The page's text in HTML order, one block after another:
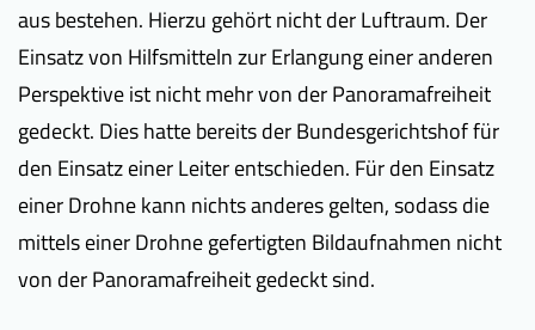
aus bestehen. Hierzu gehört nicht der Luftraum. Der
Einsatz von Hilfsmitteln zur Erlangung einer anderen
Perspektive ist nicht mehr von der Panoramafreiheit
gedeckt. Dies hatte bereits der Bundesgerichtshof für
den Einsatz einer Leiter entschieden. Für den Einsatz
einer Drohne kann nichts anderes gelten, sodass die
mittels einer Drohne gefertigten Bildaufnahmen nicht
von der Panoramafreiheit gedeckt sind.